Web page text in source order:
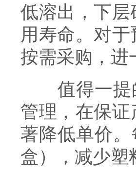
低溶出，下
用寿命。对
按需采购，进
值得一提的
管理，在保
著降低单价
盒），减少塑